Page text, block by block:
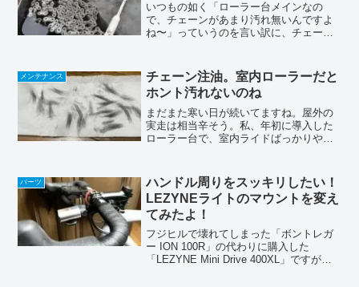
いつもの如く「ローラー台メインなの
で、チェーンがあまり汚れ無いんですよ
ね〜」っていうのを言い訳に、チェーン
出るんで、時々拭いとかないと、酷いこ
とにはなりますけどね 床が...
メンテナンス
チェーン注油。室内ローラーだと
ホント汚れないのね
まだまた寒い日が続いてますね。屋外の
実走は相当辛そう。私、年初に導入した
ローラー台で、室内ライドばっかりやっ
した。何となくチェーンの音が大きくな
って来たみ...
パーツ
ハンドル周りをスッキリしたい！
LEZYNEライトのマウントを変え
てみたよ！
フジヒルで壊れてしまった「ボントレガ
ー ION 100R」の代わりに購入した
「LEZYNE Mini Drive 400XL」ですが、